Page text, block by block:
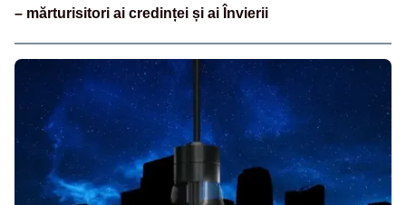
– mărturisitori ai credinței și ai Învierii